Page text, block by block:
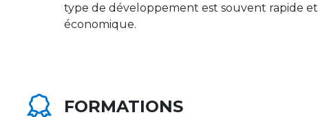
type de développement est souvent rapide et
économique.
FORMATIONS